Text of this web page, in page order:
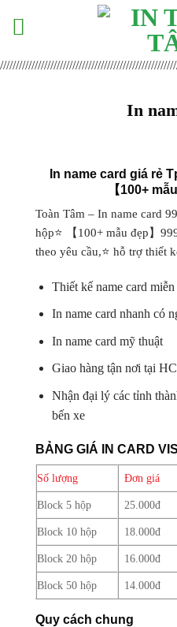
In
In name card giá rẻ
【100+
Toàn Tâm – In name card
hộp⭐ 【100+ mẫu đẹp】
theo yêu cầu,⭐ hỗ trợ thiết
Thiết kế name card
In name card nhanh có
In name card mỹ thuật
Giao hàng tận nơi tại
Nhận đại lý các tỉnh
bến xe
BẢNG GIÁ IN CARD
Số lượng Đơn giá
Block 5 hộp 25.000đ
Block 10 hộp 18.000đ
Block 20 hộp 16.000đ
Block 50 hộp 14.000đ
Quy cách chung